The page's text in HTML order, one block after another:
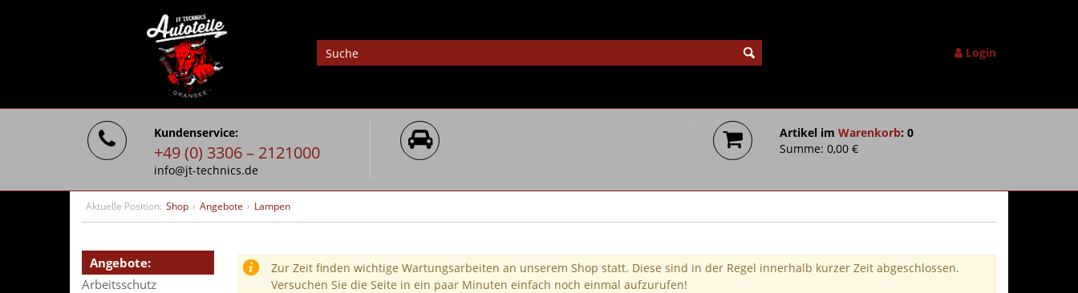
Login
Kundenservice:
+49 (0) 3306 – 2121000
info@jt-technics.de
Artikel im Warenkorb: 0
Summe: 0,00 €
Aktuelle Position: Shop › Angebote › Lampen
Angebote:
Arbeitsschutz
Zur Zeit finden wichtige Wartungsarbeiten an unserem Shop statt. Diese sind in der Regel innerhalb kurzer Zeit abgeschlossen.
Versuchen Sie die Seite in ein paar Minuten einfach noch einmal aufzurufen!